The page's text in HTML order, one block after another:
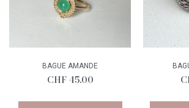
BAGUE AMANDE
CHF45.00